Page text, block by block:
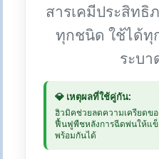
สารเคมีประสิทธิ
ทุกชนิด ใช้ได้ทุ
ระบ
💎 เหตุผลที่ใช้คู่กัน:
ฮิวมิคช่วยลดความเครียดข
ฟื้นฟูพืชหลังการฉีดพ่นให้แข็
พร้อมกันได้